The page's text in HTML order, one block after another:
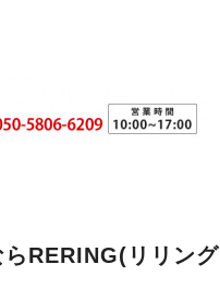
RERING(リリン